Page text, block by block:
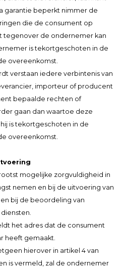
garantie beperkt nimmer de
die de consument op
tegenover de ondernemer kan
is tekortgeschoten in de
overeenkomst.
verstaan iedere verbintenis van
importeur of producent
bepaalde rechten of
gaan dan waartoe deze
is tekortgeschoten in de
overeenkomst.
mogelijke zorgvuldigheid in
nemen en bij de uitvoering van
bij de beoordeling van
het adres dat de consument
heeft gemaakt.
hierover in artikel 4 van
is vermeld, zal de ondernemer